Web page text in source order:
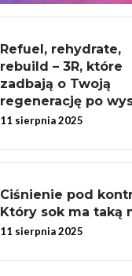
Refuel, rehydrate,
rebuild – 3R, które
zadbają o Twoją
regenerację po
11 sierpnia 2025
Ciśnienie pod
Który sok ma taką
11 sierpnia 2025
#
Lub